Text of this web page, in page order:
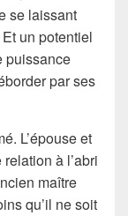
se laissant
un potentiel
puissance
par ses
L’épouse et
à l’abri
maître
qu’il ne soit